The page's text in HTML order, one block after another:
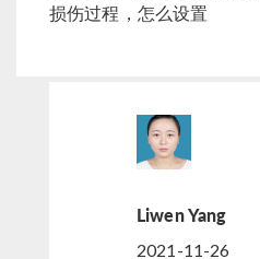
损伤过程，怎么设置
Liwen Yang
2021-11-26